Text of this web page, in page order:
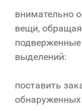
внимательно
вещи,
выделений:
поставить